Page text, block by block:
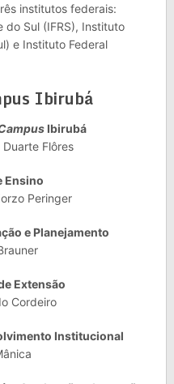
institutos federais:
do Sul (IFRS), Instituto
e Instituto Federal
Ibirubá
Ibirubá
Flôres
Ensino
Peringer
e Planejamento
Extensão
Cordeiro
Institucional